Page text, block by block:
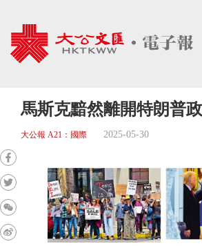
馬斯克黯然離開特朗普
大公報 A21：國際 2025-05-30